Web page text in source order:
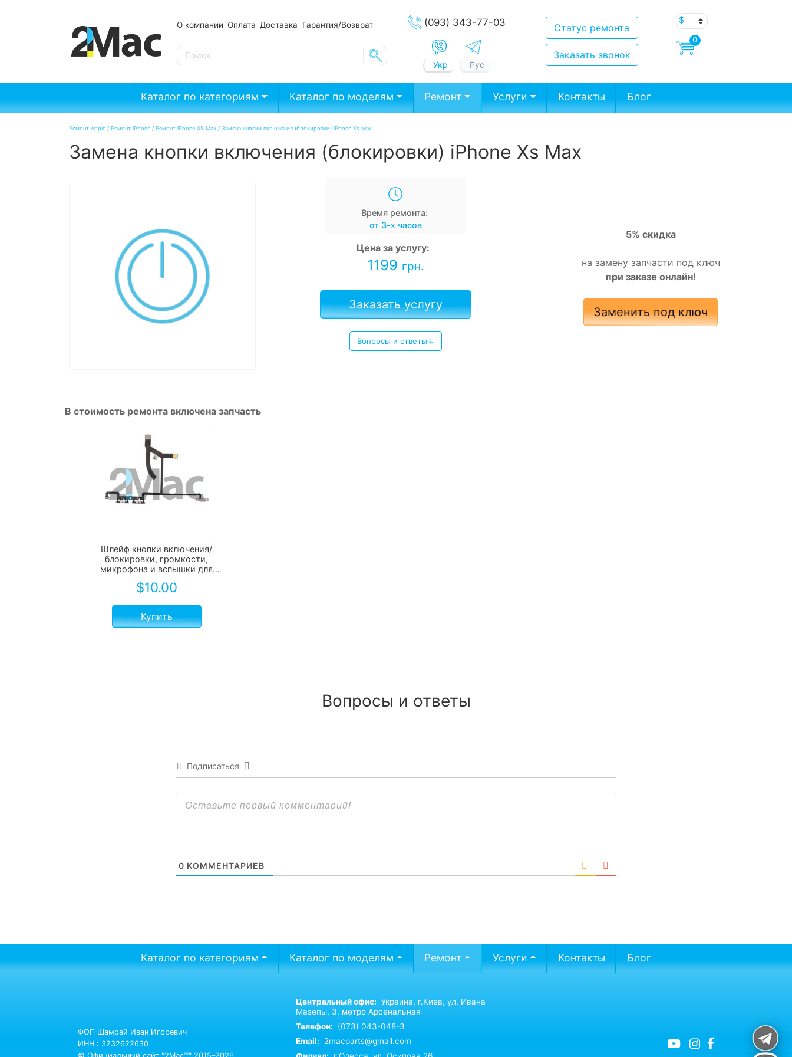
О компании Оплата Доставка Гарантия/Возврат
SE
(093) 343-77-03
Укр Рус
Статус ремонта
Заказать звонок
0
Каталог по категориям Каталог по моделям Ремонт Услуги Контакты Блог
Ремонт Apple / Ремонт iPhone / Ремонт iPhone XS Max / Замена кнопки включения (блокировки) iPhone Xs Max
Замена кнопки включения (блокировки) iPhone Xs Max
Время ремонта:
от 3-х часов
Цена за услугу:
1199 грн.
Заказать услугу
Вопросы и ответы↓
5% скидка
на замену запчасти под ключ
при заказе онлайн!
Заменить под ключ
В стоимость ремонта включена запчасть
Шлейф кнопки включения/
блокировки, громкости,
микрофона и вспышки для
iPhone XS Max
$10.00
Купить
Вопросы и ответы
Подписаться
0 КОММЕНТАРИЕВ
Каталог по категориям Каталог по моделям Ремонт Услуги Контакты Блог
ФОП Шамрай Иван Игоревич
ИНН : 3232622630
Центральный офис: Украина, г.Киев, ул. Ивана
Мазепы, 3. метро Арсенальная
Телефон:
(073) 043-048-3
Email:
2macparts@gmail.com